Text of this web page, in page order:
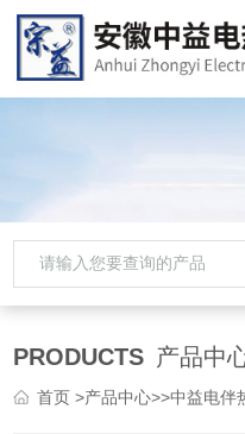
PRODUCTS 产品中
首页>产品中心>>中益电伴